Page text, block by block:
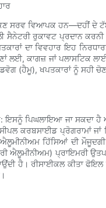
ਸਰਵ ਵਿਆਪਕ ਹਨ—ਦਹੀਂ
ਰੁਕਾਵਟ ਪ੍ਰਦਾਨ
ਦਾ ਵਿਵਹਾਰ ਇਹ
ਲਈ, ਕਾਗਜ਼ ਜਾਂ ਪਲਾਸਟਿਕ
(ਹੈਮੂ), ਖਪਤਕਾਰਾਂ ਨੂੰ
ਇਸਨੂੰ ਪਿਘਲਾਇਆ ਜਾ ਸਕਦਾ
ਕਰਬਸਾਈਡ ਪ੍ਰੋਗਰਾਮਾਂ
ਹਿੱਸਿਆਂ ਦੀ
ਐਲੂਮੀਨੀਅਮ) ਪ੍ਰਾਇਮਰੀ
ਹੈ। ਰੀਸਾਈਕਲ ਕੀਤਾ